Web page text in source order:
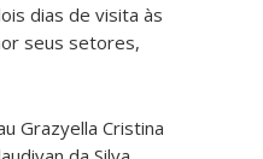
dias de visita às
seus setores,
Grazyella Cristina